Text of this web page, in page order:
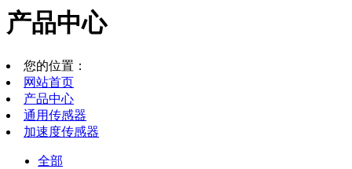
产品中心
您的位置：
网站首页
产品中心
通用传感器
加速度传感器
全部